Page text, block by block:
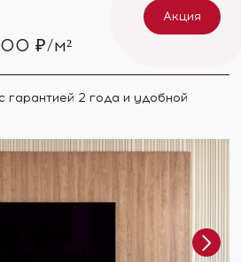
₽/м²
гарантией 2 года и удобной
Акция